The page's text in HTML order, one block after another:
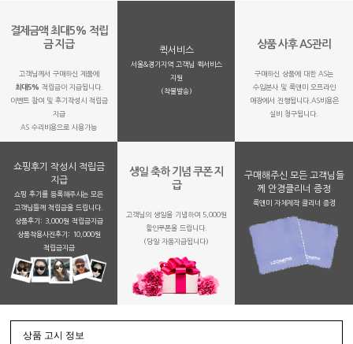
결제금액 최대5% 적립
금 지급
고객님께서 구매하신 제품에
최대5% 적립금이 지급됩니다.
이벤트 참여 및 후기작성시 적립금
지급
AS 수리비용으로 사용가능
퀵서비스
서울&경기지역 고객님 퀵서비스
지원
(착불발송)
상품 사후 AS관리
구매하신 상품에 대한 AS는
수입본사 및 룩앤미 오프라인
매장에서 진행됩니다.AS비용은
실비 청구됩니다.
쇼핑후기 작성시 적립금
지급
쇼핑 후기를 등록해주시는 모든
고객님들께 적립금을 드립니다.
상품후기: 3,000원 적립금지급
상품착용사진후기: 10,000원
적립금지금
생일 축하 기념 쿠폰 지
급
고객님의 생일을 기념하여 5,000원
할인쿠폰을 드립니다.
(당일 자동지급됩니다)
구매해주신 모든 고객님들
께 안경클리너 증정
룩앤미 자체제작 클리너 증정
상품 고시 정보